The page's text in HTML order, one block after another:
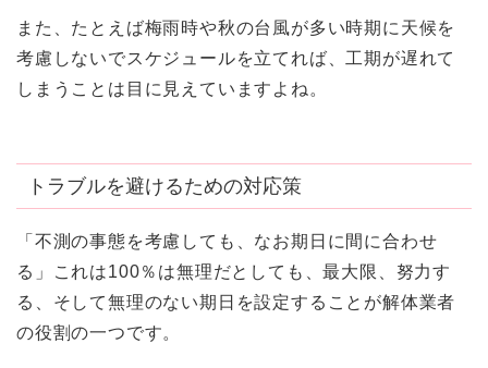
また、たとえば梅雨時や秋の台風が多い時期に天候を
考慮しないでスケジュールを立てれば、工期が遅れて
しまうことは目に見えていますよね。
トラブルを避けるための対応策
「不測の事態を考慮しても、なお期日に間に合わせ
る」これは100％は無理だとしても、最大限、努力す
る、そして無理のない期日を設定することが解体業者
の役割の一つです。